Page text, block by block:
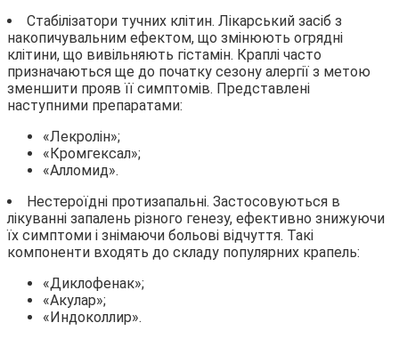
Стабілізатори тучних клітин. Лікарський засіб з
накопичувальним ефектом, що змінюють огрядні
клітини, що вивільняють гістамін. Краплі часто
призначаються ще до початку сезону алергії з метою
зменшити прояв її симптомів. Представлені
наступними препаратами:
«Лекролін»;
«Кромгексал»;
«Алломид».
Нестероїдні протизапальні. Застосовуються в
лікуванні запалень різного генезу, ефективно знижуючи
їх симптоми і знімаючи больові відчуття. Такі
компоненти входять до складу популярних крапель:
«Диклофенак»;
«Акулар»;
«Индоколлир».